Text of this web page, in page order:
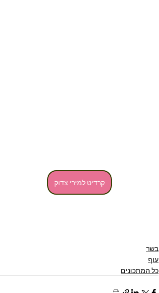
קרדיט למירי צדוק
בשר
עוף
כל המתכונים